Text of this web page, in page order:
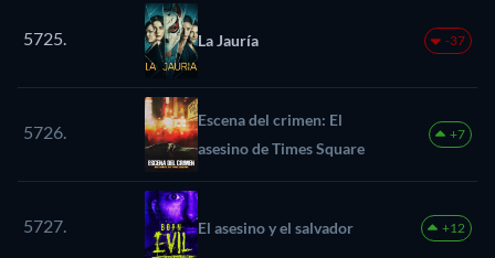
5725. La Jauría -37
5726.
Escena del crimen: El
asesino de Times Square
+7
5727. El asesino y el salvador +12